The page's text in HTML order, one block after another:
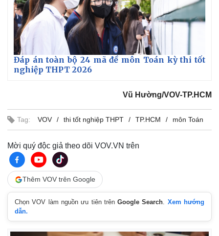
Đáp án toàn bộ 24 mã đề môn Toán kỳ thi tốt
nghiệp THPT 2026
Vũ Hường/VOV-TP.HCM
Tag: VOV thi tốt nghiệp THPT TP.HCM môn Toán
Mời quý độc giả theo dõi VOV.VN trên
Thêm VOV trên Google
Chọn VOV làm nguồn ưu tiên trênGoogle Search. Xem hướng
dẫn.